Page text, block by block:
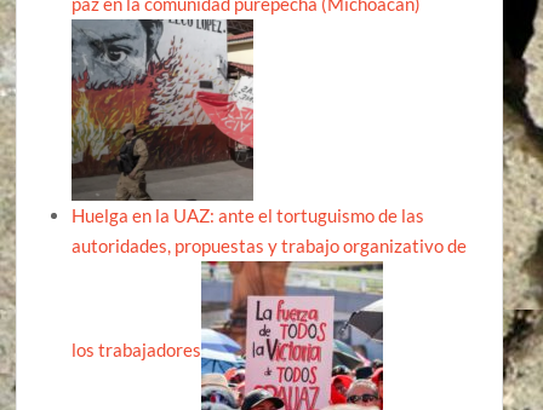
Huelga en la UAZ: ante el tortuguismo de las
autoridades, propuestas y trabajo organizativo de
los trabajadores